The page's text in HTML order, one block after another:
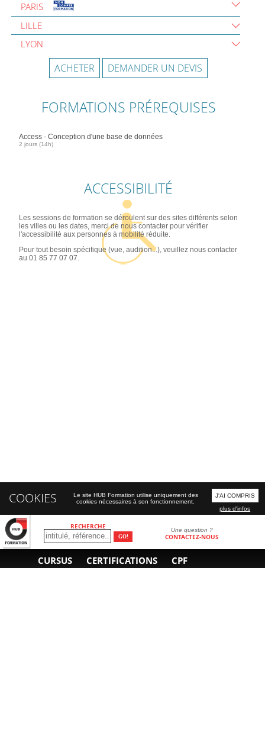
RECHERCHE Une question ?
CONTACTEZ-NOUS
CURSUS CERTIFICATIONS CPF
PARIS
LILLE
LYON
ACHETER DEMANDER UN DEVIS
FORMATIONS PRÉREQUISES
Access - Conception d'une base de données
2 jours (14h)
ACCESSIBILITÉ
Les sessions de formation se déroulent sur des sites différents selon
les villes ou les dates, merci de nous contacter pour vérifier
l'accessibilité aux personnes à mobilité réduite.
Pour tout besoin spécifique (vue, audition...), veuillez nous contacter
au 01 85 77 07 07.
COOKIES
Le site HUB Formation utilise uniquement des
cookies nécessaires à son fonctionnement.
J'AI COMPRIS
plus d'infos